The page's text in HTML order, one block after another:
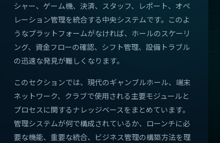
シャー、ゲーム機、決済、スタッフ、レポート、オペ
レーション管理を統合する中央システムです。このよ
うなプラットフォームがなければ、ホールのスケーリ
ング、資金フローの確認、シフト管理、設備トラブル
の迅速な発見が難しくなります。
このセクションでは、現代のギャンブルホール、端末
ネットワーク、クラブで使用される主要モジュールと
プロセスに関するナレッジベースをまとめています。
管理システムが何で構成されているか、ローンチに必
要な機能、重要な統合、ビジネス管理の構築方法を理